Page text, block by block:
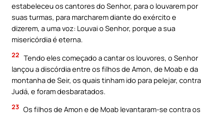
estabeleceu os cantores do Senhor, para o louvarem por
suas turmas, para marcharem diante do exército e
dizerem, a uma voz: Louvai o Senhor, porque a sua
misericórdia é eterna.
22 Tendo eles começado a cantar os louvores, o Senhor
lançou a discórdia entre os filhos de Amon, de Moab e da
montanha de Seir, os quais tinham ido para pelejar, contra
Judá, e foram desbaratados.
23 Os filhos de Amon e de Moab levantaram-se contra os